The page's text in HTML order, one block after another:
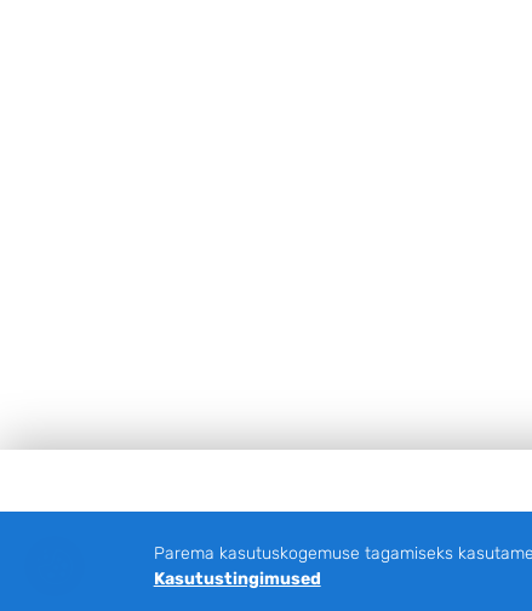
Parema kasutuskogemuse tagamiseks
Kasutustingimused